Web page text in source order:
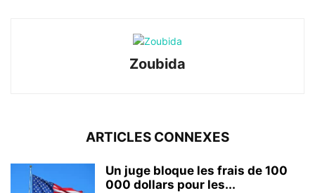
Zoubida
ARTICLES CONNEXES
Un juge bloque les frais de 100
000 dollars pour les...